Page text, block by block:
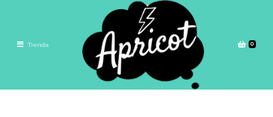
Tienda 0